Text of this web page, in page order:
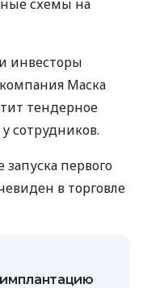
схемы на
инвесторы
Маска
тендерное
сотрудников.
первого
в торговле